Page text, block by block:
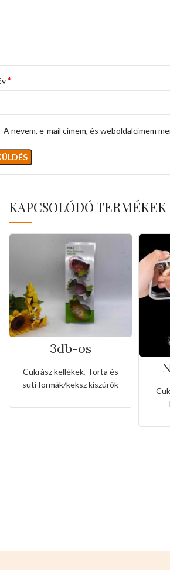
*
A nevem, e-mail címem, és weboldalcímem
KAPCSOLÓDÓ TERMÉKEK
3db-os
rozsdamentes
kiszúró készlet
cukorka alakkal
Cukrász kellékek, Torta és
süti formák/keksz kiszúrók